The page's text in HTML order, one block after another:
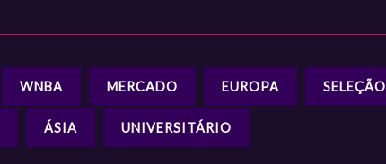
WNBA MERCADO EUROPA SELEÇÃO
ÁSIA UNIVERSITÁRIO